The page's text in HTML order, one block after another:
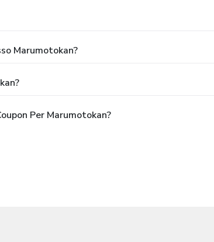
Marumotokan?
Per Marumotokan?